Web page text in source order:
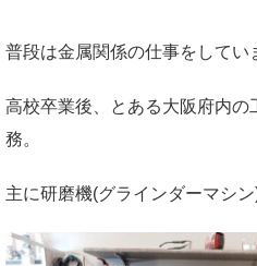
普段は金属関係の仕事をしてい
高校卒業後、とある大阪府内の
務。
主に研磨機(グラインダーマシ